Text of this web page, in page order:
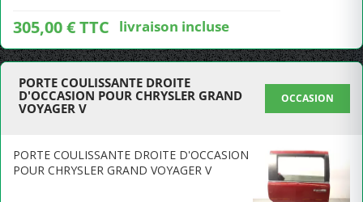
305,00 € TTC livraison incluse
PORTE COULISSANTE DROITE
D'OCCASION POUR CHRYSLER GRAND
VOYAGER V
OCCASION
PORTE COULISSANTE DROITE D'OCCASION
POUR CHRYSLER GRAND VOYAGER V